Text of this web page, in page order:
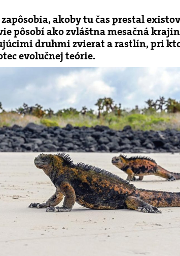
akoby tu čas prestal
pôsobí ako zvláštna mesačná
druhmi zvierat a rastlín, pri
evolučnej teórie.